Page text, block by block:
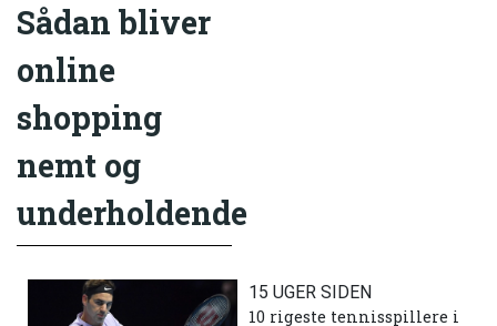
Sådan bliver
online
shopping
nemt og
underholdende
15 UGER SIDEN
10 rigeste tennisspillere i